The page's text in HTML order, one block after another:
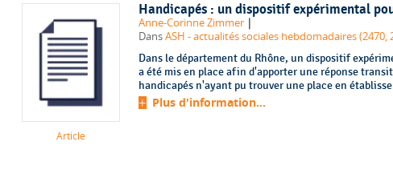
Article
Handicapés : un dispositif expérimental
Anne-Corinne Zimmer |
DansASH - actualités sociales hebdomadaires (2470,
Dans le département du Rhône, un dispositif
a été mis en place afin d'apporter une réponse
handicapés n'ayant pu trouver une place en
Plus d'information...